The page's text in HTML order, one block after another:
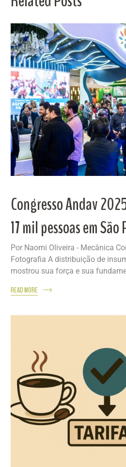
Congresso Andav
17 mil pessoas em
Por Naomi Oliveira - Mecânica
Fotografia A distribuição de
mostrou sua força e sua
READ MORE